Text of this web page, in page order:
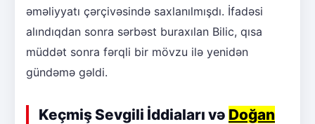
əməliyyatı çərçivəsində saxlanılmışdı. İfadəsi
alındıqdan sonra sərbəst buraxılan Bilic, qısa
müddət sonra fərqli bir mövzu ilə yenidən
gündəmə gəldi.
Keçmiş Sevgili İddiaları və Doğan